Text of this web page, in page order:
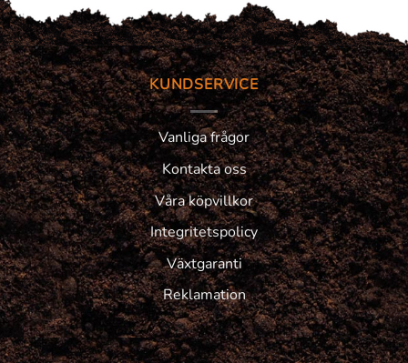
KUNDSERVICE
Vanliga frågor
Kontakta oss
Våra köpvillkor
Integritetspolicy
Växtgaranti
Reklamation